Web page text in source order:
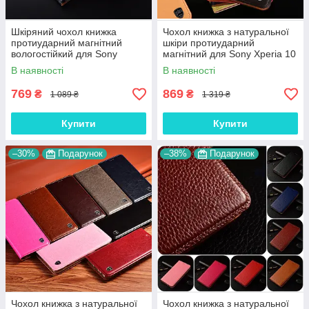
Шкіряний чохол книжка
протиударний магнітний
вологостійкий для Sony
Xperia 10 III "GOLDAX"
В наявності
769 ₴ 1 089 ₴
Купити
Чохол книжка з натуральної
шкіри протиударний
магнітний для Sony Xperia 10
III "CLASIC"
В наявності
869 ₴ 1 319 ₴
Купити
–30% Подарунок
Чохол книжка з натуральної
–38% Подарунок
Чохол книжка з натуральної